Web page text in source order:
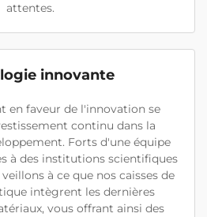
attentes.
innovante
en faveur de l'innovation se
continu dans la
Forts d'une équipe
à des institutions scientifiques
à ce que nos caisses de
intègrent les dernières
vous offrant ainsi des